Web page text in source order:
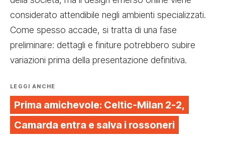
considerato attendibile negli ambienti specializzati.
Come spesso accade, si tratta di una fase
preliminare: dettagli e finiture potrebbero subire
variazioni prima della presentazione definitiva.
LEGGI ANCHE
Prima amichevole: Celtic-Milan 2-2,
Camarda entra e salva i rossoneri